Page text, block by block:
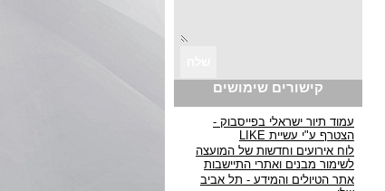
קישורים שימושים
עמוד תיור ישראלי בפייסבוק -
הצטרף ע"י עשיית LIKE
לוח אירועים וחדשות של המועצה
לשימור מבנים ואתרי התיישבות
אתר הטיולים והמידע - תל אביב